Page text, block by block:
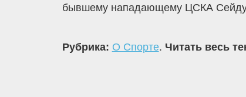
бывшему нападающему ЦСКА Сейду
Рубрика: О Спорте. Читать весь